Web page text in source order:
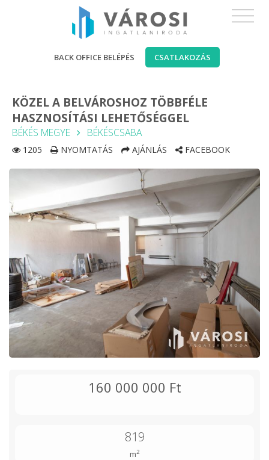
BACK OFFICE BELÉPÉS CSATLAKOZÁS
KÖZEL A BELVÁROSHOZ TÖBBFÉLE
HASZNOSÍTÁSI LEHETŐSÉGGEL
BÉKÉS MEGYE BÉKÉSCSABA
1205 NYOMTATÁS AJÁNLÁS FACEBOOK
160 000 000 Ft
819
m2